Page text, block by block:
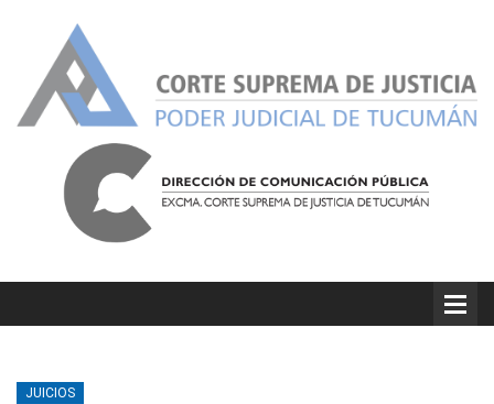
JUICIOS